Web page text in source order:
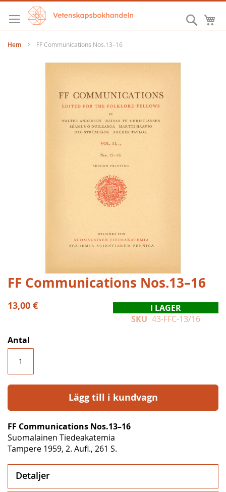
Hoppa
till
innehållet
Sök
Hem FF Communications Nos.13–16
Hoppa
till
början
av
FF Communications Nos.13–16
13,00 €
I LAGER
SKU 43-FFC-13/16
Antal
Lägg till i kundvagn
FF Communications Nos.13–16
Suomalainen Tiedeakatemia
Tampere 1959, 2. Aufl., 261 S.
Detaljer